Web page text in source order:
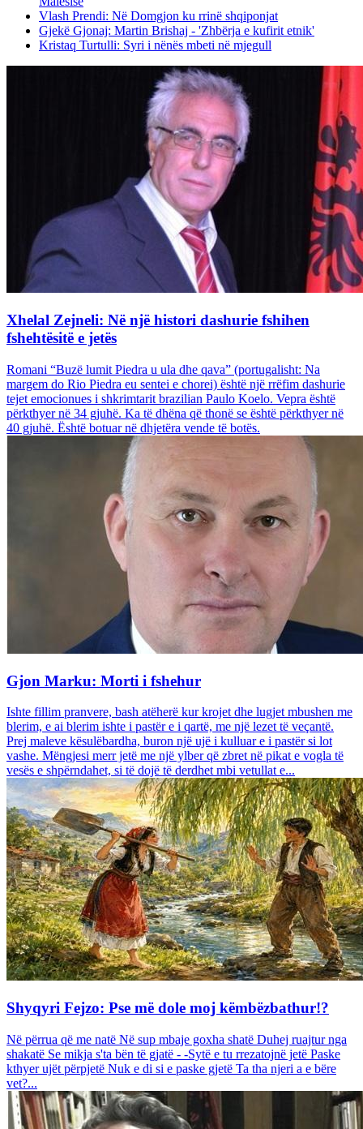
Vlash Prendi: Në Domgjon ku rrinë shqiponjat
Gjekë Gjonaj: Martin Brishaj - 'Zhbërja e kufirit etnik'
Kristaq Turtulli: Syri i nënës mbeti në mjegull
Xhelal Zejneli: Në një histori dashurie fshihen
fshehtësitë e jetës
Romani “Buzë lumit Piedra u ula dhe qava” (portugalisht: Na
margem do Rio Piedra eu sentei e chorei) është një rrëfim dashurie
tejet emocionues i shkrimtarit brazilian Paulo Koelo. Vepra është
përkthyer në 34 gjuhë. Ka të dhëna që thonë se është përkthyer në
40 gjuhë. Është botuar në dhjetëra vende të botës.
Gjon Marku: Morti i fshehur
Ishte fillim pranvere, bash atëherë kur krojet dhe lugjet mbushen me
blerim, e ai blerim ishte i pastër e i qartë, me një lezet të veçantë.
Prej maleve kësulëbardha, buron një ujë i kulluar e i pastër si lot
vashe. Mëngjesi merr jetë me një ylber që zbret në pikat e vogla të
vesës e shpërndahet, si të dojë të derdhet mbi vetullat e...
Shyqyri Fejzo: Pse më dole moj këmbëzbathur!?
Në përrua që me natë Në sup mbaje goxha shatë Duhej ruajtur nga
shakatë Se mikja s'ta bën të gjatë - -Sytë e tu rrezatojnë jetë Paske
kthyer ujët përpjetë Nuk e di si e paske gjetë Ta tha njeri a e bëre
vet?...